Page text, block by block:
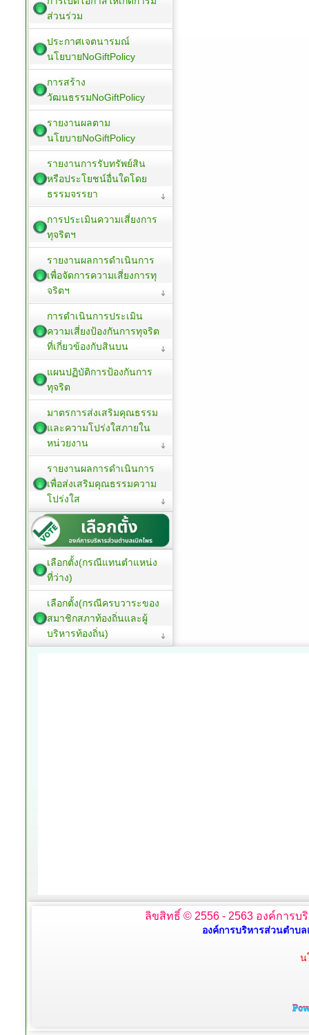
ส่วนร่วม
ประกาศเจตนารมณ์
นโยบายNoGiftPolicy
การสร้าง
วัฒนธรรมNoGiftPolicy
รายงานผลตาม
นโยบายNoGiftPolicy
รายงานการรับทรัพย์สิน
หรือประโยชน์อื่นใดโดย
ธรรมจรรยา
การประเมินความเสี่ยงการ
ทุจริตฯ
รายงานผลการดำเนินการ
เพื่อจัดการความเสี่ยงการทุ
จริตฯ
การดำเนินการประเมิน
ความเสี่ยงป้องกันการทุจริต
ที่เกี่ยวข้องกับสินบน
แผนปฏิบัติการป้องกันการ
ทุจริต
มาตรการส่งเสริมคุณธรรม
และความโปร่งใสภายใน
หน่วยงาน
รายงานผลการดำเนินการ
เพื่อส่งเสริมคุณธรรมความ
โปร่งใส
เลือกตั้ง(กรณีแทนตำแหน่ง
ที่ว่าง)
เลือกตั้ง(กรณีครบวาระของ
สมาชิกสภาท้องถิ่นและผู้
บริหารท้องถิ่น)
ลิขสิทธิ์ © 2556 - 2563 องค์การบ
องค์การบริหารส่วนตำบล
น